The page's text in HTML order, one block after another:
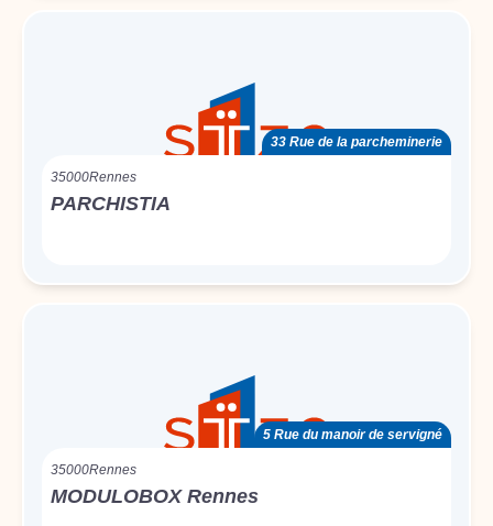
33 Rue de la parcheminerie
35000Rennes
PARCHISTIA
5 Rue du manoir de servigné
35000Rennes
MODULOBOX Rennes